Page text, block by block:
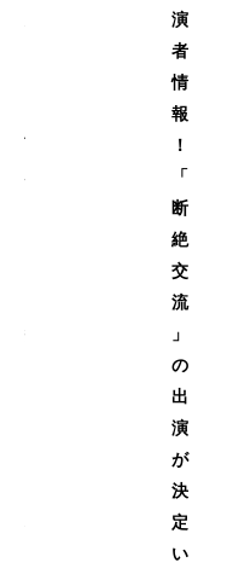
演
者
情
報
！
「
断
絶
交
流
」
の
出
演
が
決
定
い